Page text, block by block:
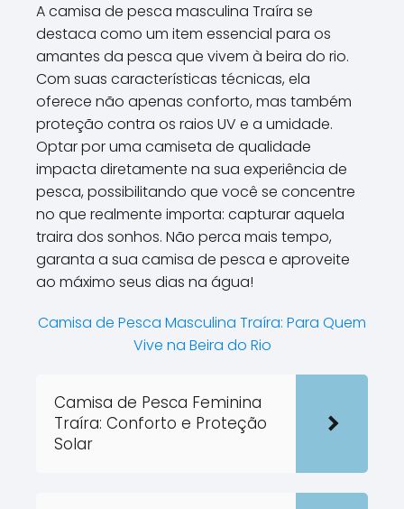
A camisa de pesca masculina Traíra se
destaca como um item essencial para os
amantes da pesca que vivem à beira do rio.
Com suas características técnicas, ela
oferece não apenas conforto, mas também
proteção contra os raios UV e a umidade.
Optar por uma camiseta de qualidade
impacta diretamente na sua experiência de
pesca, possibilitando que você se concentre
no que realmente importa: capturar aquela
traira dos sonhos. Não perca mais tempo,
garanta a sua camisa de pesca e aproveite
ao máximo seus dias na água!
Camisa de Pesca Masculina Traíra: Para Quem
Vive na Beira do Rio
Camisa de Pesca Feminina
Traíra: Conforto e Proteção
Solar